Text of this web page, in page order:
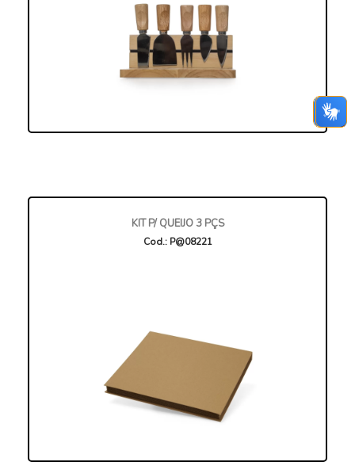
KIT P/ QUEIJO 3 PÇS
Cod.: P@08221